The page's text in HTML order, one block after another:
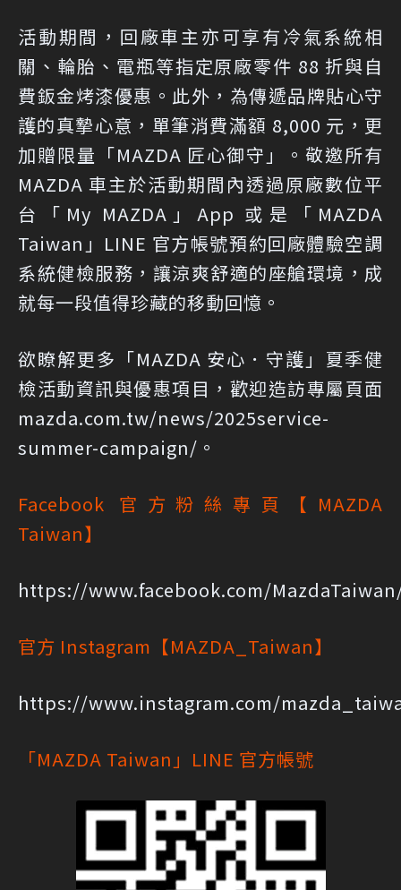
活動期間，回廠車主亦可享有冷氣系統相
關、輪胎、電瓶等指定原廠零件 88 折與自
費鈑金烤漆優惠。此外，為傳遞品牌貼心守
護的真摯心意，單筆消費滿額 8,000 元，更
加贈限量「MAZDA 匠心御守」。敬邀所有
MAZDA 車主於活動期間內透過原廠數位平
台「My MAZDA」App 或是「MAZDA
Taiwan」LINE 官方帳號預約回廠體驗空調
系統健檢服務，讓涼爽舒適的座艙環境，成
就每一段值得珍藏的移動回憶。
欲瞭解更多「MAZDA 安心．守護」夏季健
檢活動資訊與優惠項目，歡迎造訪專屬頁面
mazda.com.tw/news/2025service-
summer-campaign/ 。
Facebook 官方粉絲專頁【MAZDA
Taiwan】
https://www.facebook.com/
官方 Instagram【MAZDA_Taiwan】
https://www.instagram.com/
「MAZDA Taiwan」LINE 官方帳號